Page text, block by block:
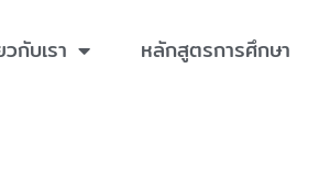
วกับเรา หลักสูตรการศึกษา